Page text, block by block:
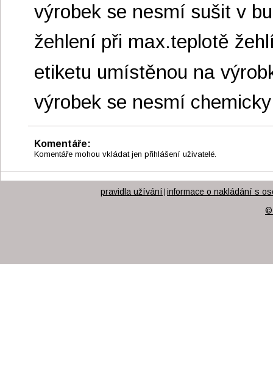
výrobek se nesmí sušit v
žehlení při max.teplotě
etiketu umístěnou na
výrobek se nesmí
Komentáře:
Komentáře mohou vkládat jen přihlášení uživatelé.
pravidla užívání | informace o nakládání s
©